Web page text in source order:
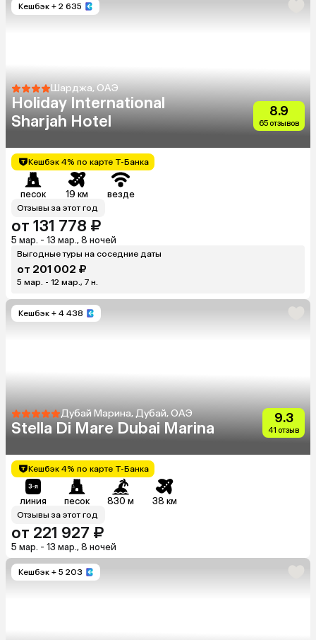
Кешбэк + 2 635
Шарджа, ОАЭ
Holiday International
Sharjah Hotel
8.9
65 отзывов
Кешбэк 4% по карте Т-Банка
песок 19 км везде
Отзывы за этот год
от 131 778 ₽
5 мар. - 13 мар., 8 ночей
Выгодные туры на соседние даты
от 201 002 ₽
5 мар. - 12 мар., 7 н.
Кешбэк + 4 438
Дубай Марина, Дубай, ОАЭ
Stella Di Mare Dubai Marina
9.3
41 отзыв
Кешбэк 4% по карте Т-Банка
линия песок 830 м 38 км
Отзывы за этот год
от 221 927 ₽
5 мар. - 13 мар., 8 ночей
Кешбэк + 5 203